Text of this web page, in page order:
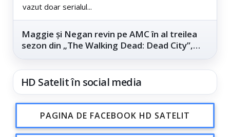
vazut doar serialul...
Maggie și Negan revin pe AMC în al treilea
sezon din „The Walking Dead: Dead City”,
HD Satelit în social media
PAGINA DE FACEBOOK HD SATELIT